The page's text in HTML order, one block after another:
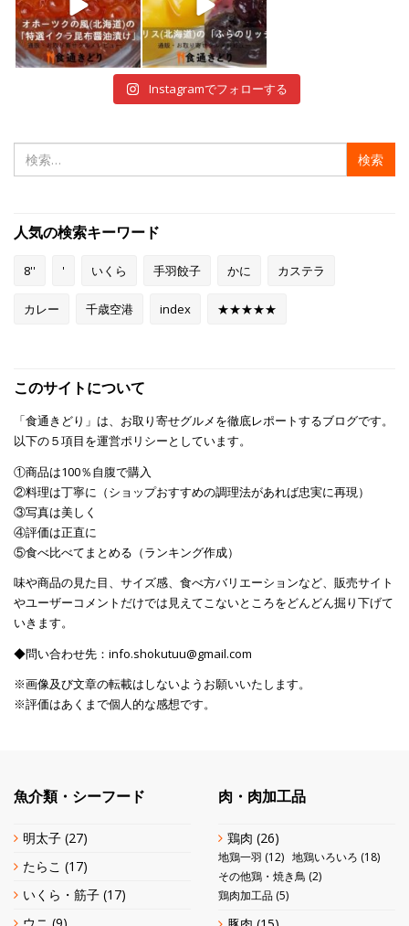
12月 29 12月 28
Instagramでフォローする
索:
人気の検索キーワード
8'' ' いくら 手羽餃子 かに カステラ
カレー 千歳空港 index ★★★★★
このサイトについて
「食通きどり」は、お取り寄せグルメを徹底レポートするブログです。
以下の５項目を運営ポリシーとしています。
①商品は100％自腹で購入
②料理は丁寧に（ショップおすすめの調理法があれば忠実に再現）
③写真は美しく
④評価は正直に
⑤食べ比べてまとめる（ランキング作成）
味や商品の見た目、サイズ感、食べ方バリエーションなど、販売サイト
やユーザーコメントだけでは見えてこないところをどんどん掘り下げて
いきます。
◆問い合わせ先：info.shokutuu@gmail.com
※画像及び文章の転載はしないようお願いいたします。
※評価はあくまで個人的な感想です。
魚介類・シーフード
明太子 (27)
たらこ (17)
いくら・筋子 (17)
肉・肉加工品
鶏肉 (26)
地鶏一羽 (12) 地鶏いろいろ (18)
その他鶏・焼き鳥 (2)
鶏肉加工品 (5)